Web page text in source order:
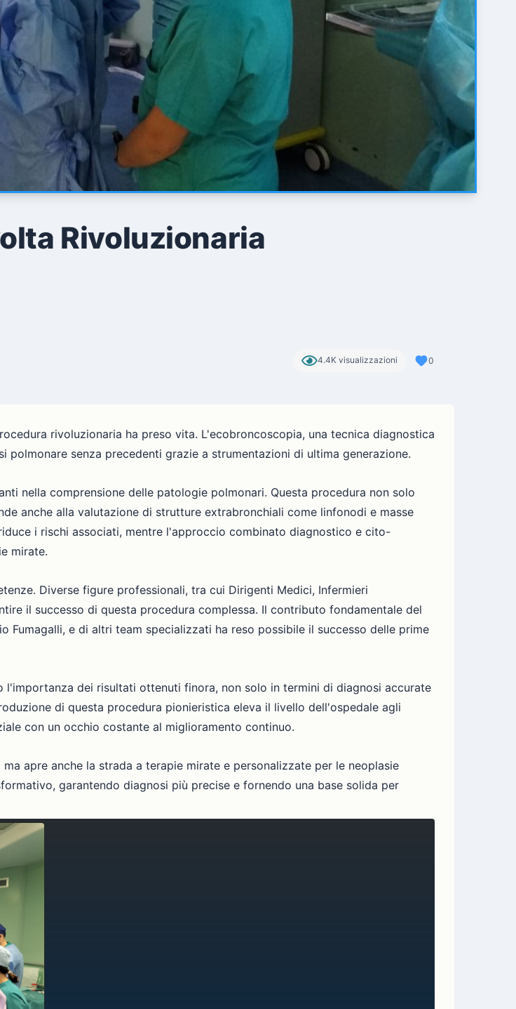
Rivoluzionaria
4.4K visualizzazioni 0
rivoluzionaria ha preso vita. L'ecobroncoscopia, una tecnica diagnostica
senza precedenti grazie a strumentazioni di ultima generazione.
nella comprensione delle patologie polmonari. Questa procedura non solo
anche alla valutazione di strutture extrabronchiali come linfonodi e masse
i rischi associati, mentre l'approccio combinato diagnostico e cito-
mirate.
Diverse figure professionali, tra cui Dirigenti Medici, Infermieri
il successo di questa procedura complessa. Il contributo fondamentale del
e di altri team specializzati ha reso possibile il successo delle prime
dei risultati ottenuti finora, non solo in termini di diagnosi accurate
di questa procedura pionieristica eleva il livello dell'ospedale agli
con un occhio costante al miglioramento continuo.
apre anche la strada a terapie mirate e personalizzate per le neoplasie
garantendo diagnosi più precise e fornendo una base solida per